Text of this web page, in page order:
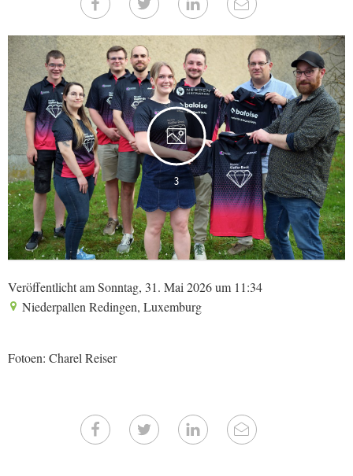
3
Veröffentlicht am Sonntag, 31. Mai 2026 um 11:34
Niederpallen Redingen, Luxemburg
Fotoen: Charel Reiser